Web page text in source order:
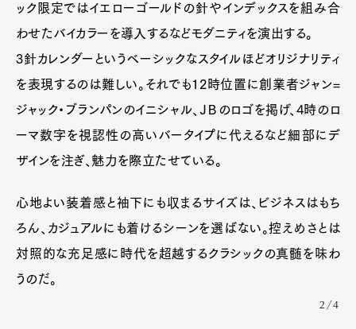
ック限定ではイエローゴールドの針やインデックスを組み合
わせたバイカラーを導入するなどモダニティを演出する。
3針カレンダーというベーシックなスタイルほどオリジナリティ
を表現するのは難しい。それでも12時位置に創業者ジャン=
ジャック・ブランパンのイニシャル、ＪＢのロゴを掲げ、4時のロ
ーマ数字を視認性の高いバータイプに代えるなど細部にデ
ザインを注ぎ、魅力を際立たせている。
心地よい装着感と袖下にも収まるサイズは、ビジネスはもち
ろん、カジュアルにも着けるシーンを選ばない。控えめさとは
対照的な充足感に時代を超越するクラシックの真髄を味わ
うのだ。
2/4